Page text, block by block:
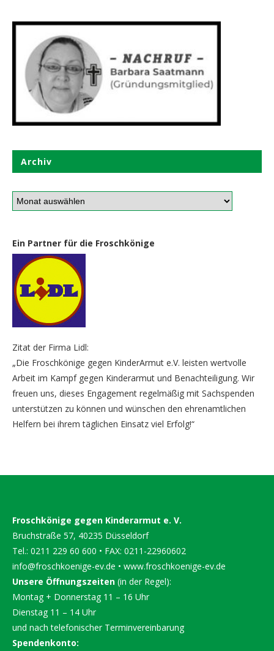
Archiv
Ein Partner für die Froschkönige
Zitat der Firma Lidl:
„Die Froschkönige gegen KinderArmut e.V. leisten wertvolle
Arbeit im Kampf gegen Kinderarmut und Benachteiligung. Wir
freuen uns, dieses Engagement regelmäßig mit Sachspenden
unterstützen zu können und wünschen den ehrenamtlichen
Helfern bei ihrem täglichen Einsatz viel Erfolg!“
Froschkönige gegen Kinderarmut e. V.
Bruchstraße 57, 40235 Düsseldorf
Tel.: 0211 229 60 600 • FAX: 0211-22960602
info@froschkoenige-ev.de • www.froschkoenige-ev.de
Unsere Öffnungszeiten (in der Regel):
Montag + Donnerstag 11 – 16 Uhr
Dienstag 11 – 14 Uhr
und nach telefonischer Terminvereinbarung
Spendenkonto: